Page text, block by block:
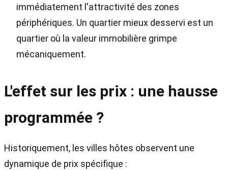
immédiatement l'attractivité des zones
périphériques. Un quartier mieux desservi est un
quartier où la valeur immobilière grimpe
mécaniquement.
L'effet sur les prix : une hausse
programmée ?
Historiquement, les villes hôtes observent une
dynamique de prix spécifique :